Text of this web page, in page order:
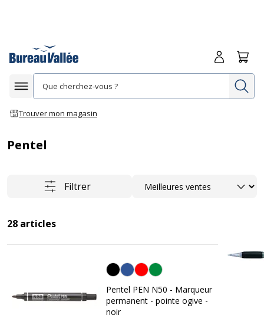
Afficher la navigation
Trouver mon magasin
Me
Pentel
Filtrer Trier
28 articles
Noir
Pentel PEN N50 - Marqueur
permanent - pointe ogive -
noir